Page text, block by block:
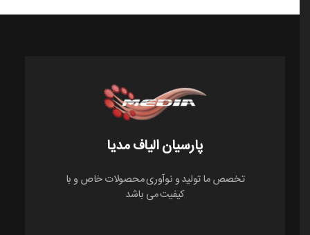
پارسیان الیاف مدیا
تخصص ما توليد و نوآوری محصولات خاص و با
كيفيت می باشد